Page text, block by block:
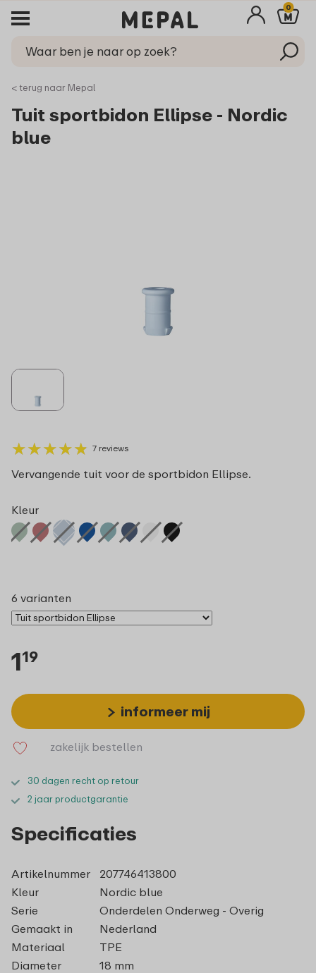
0
< terug naar Mepal
Tuit sportbidon Ellipse - Nordic
blue
★★★★★
★★★★★ 7 reviews
Vervangende tuit voor de sportbidon Ellipse.
Kleur
6 varianten
119
informeer mij
zakelijk bestellen
30 dagen recht op retour
2 jaar productgarantie
Specificaties
Artikelnummer
207746413800
Kleur
Nordic blue
Serie
Onderdelen Onderweg - Overig
Gemaakt in
Nederland
Materiaal
TPE
Diameter
18 mm